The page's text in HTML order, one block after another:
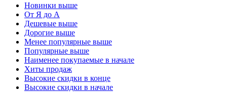
Новинки выше
От Я до А
Дешевые выше
Дорогие выше
Менее популярные выше
Популярные выше
Наименее покупаемые в начале
Хиты продаж
Высокие скидки в конце
Высокие скидки в начале